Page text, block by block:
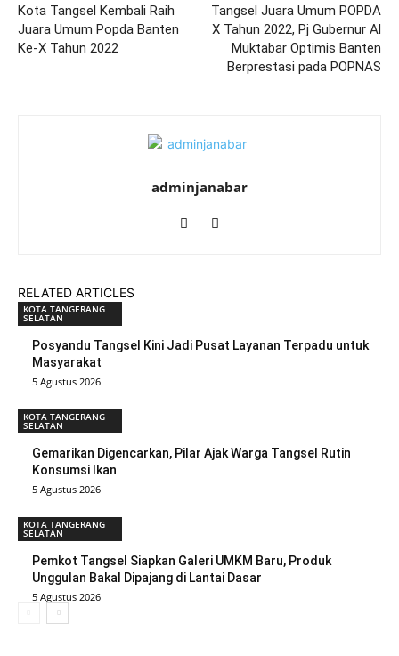
Kota Tangsel Kembali Raih
Juara Umum Popda Banten
Ke-X Tahun 2022
Tangsel Juara Umum POPDA
X Tahun 2022, Pj Gubernur Al
Muktabar Optimis Banten
Berprestasi pada POPNAS
adminjanabar
RELATED ARTICLES
KOTA TANGERANG
SELATAN
Posyandu Tangsel Kini Jadi Pusat Layanan Terpadu untuk
Masyarakat
5 Agustus 2026
KOTA TANGERANG
SELATAN
Gemarikan Digencarkan, Pilar Ajak Warga Tangsel Rutin
Konsumsi Ikan
5 Agustus 2026
KOTA TANGERANG
SELATAN
Pemkot Tangsel Siapkan Galeri UMKM Baru, Produk
Unggulan Bakal Dipajang di Lantai Dasar
5 Agustus 2026